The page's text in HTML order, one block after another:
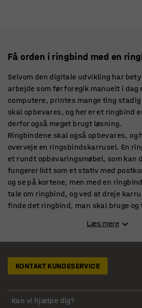
Få orden i ringbind med en
Selvom den digitale udvikling har
arbejde som før foregik manuelt i dag
computere, printes mange ting
skal opbevares, og her er et ringbind
derfor også meget brugt løsning.
Ringbindene skal også opbevares, og
overveje en ringsbindskarrusel. En
et rundt opbevaringsmøbel, som kan
fungerer lidt som et stativ med
og se på kortene, men med en
tale om ringbind, og ved at dreje
finde det ringbind, man skal bruge og
Med en ringbindskarrusel er det let at
kontoret, for da er det slut med
flyder i vindueskarme og i skuffer, og
ikke mindst at få gravet sig frem til
En ringbindskarrusel er en smart
Læs mere
KONTAKT KUNDESERVICE
Kan vi hjælpe dig?